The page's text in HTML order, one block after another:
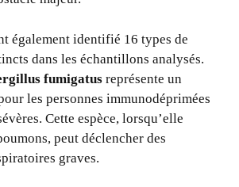
également identifié 16 types de
dans les échantillons analysés.
fumigatus représente un
les personnes immunodéprimées
Cette espèce, lorsqu’elle
peut déclencher des
graves.